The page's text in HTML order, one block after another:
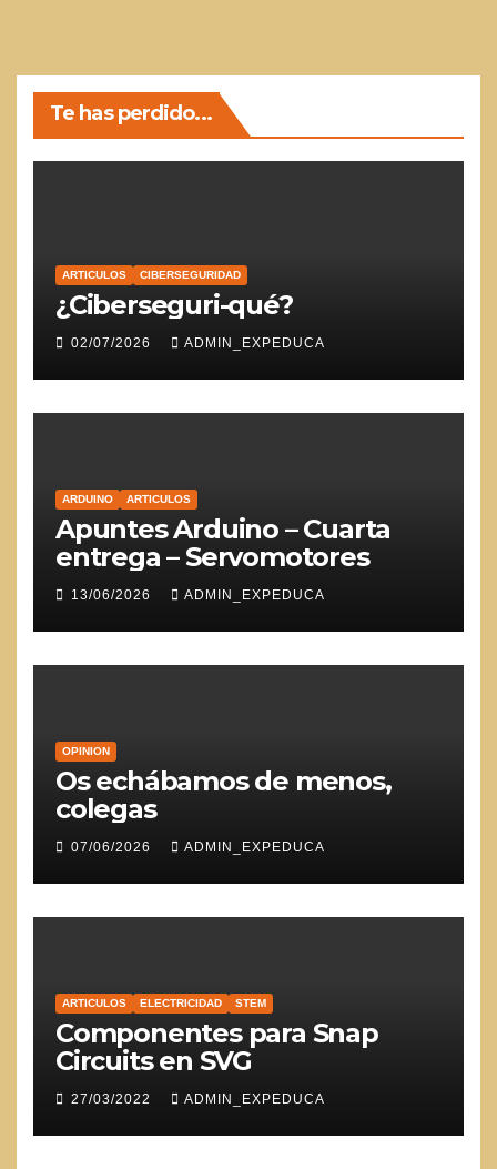
Te has perdido...
ARTICULOS CIBERSEGURIDAD
¿Ciberseguri-qué?
02/07/2026 ADMIN_EXPEDUCA
ARDUINO ARTICULOS
Apuntes Arduino – Cuarta
entrega – Servomotores
13/06/2026 ADMIN_EXPEDUCA
OPINION
Os echábamos de menos,
colegas
07/06/2026 ADMIN_EXPEDUCA
ARTICULOS ELECTRICIDAD STEM
Componentes para Snap
Circuits en SVG
27/03/2022 ADMIN_EXPEDUCA